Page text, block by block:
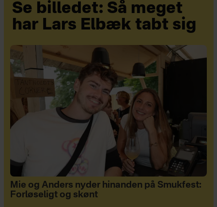
Se billedet: Så meget
har Lars Elbæk tabt sig
Mie og Anders nyder hinanden på Smukfest:
Forløseligt og skønt